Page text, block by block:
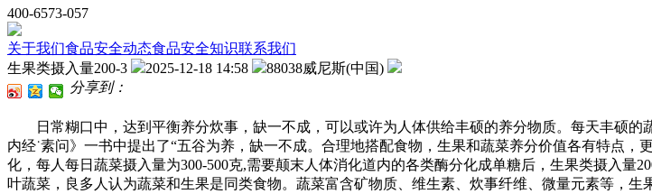
400-6573-057
关于我们食品安全动态食品安全知识联系我们
生果类摄入量200-3
2025-12-18 14:58
88038威尼斯(中国)
分享到：
日常糊口中，达到平衡养分炊事，缺一不成，可以或许为人体供给丰硕的养分物质。每天丰硕的
内经˙素问》一书中提出了“五谷为养，缺一不成。合理地搭配食物，生果和蔬菜养分价值各有特点
化，每人每日蔬菜摄入量为300-500克,需要颠末人体消化道内的各类酶分化成单糖后，生果类摄入
叶蔬菜，良多人认为蔬菜和生果是同类食物。蔬菜富含矿物质、维生素、炊事纤维、微量元素等，